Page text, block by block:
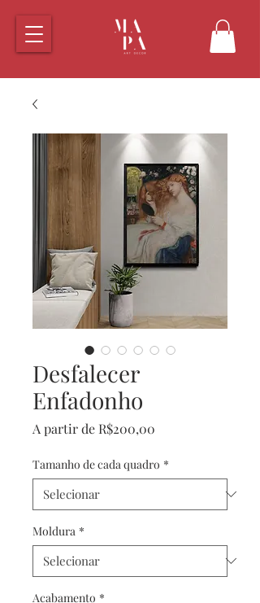
Desfalecer
Enfadonho
A partir de R$200,00
Tamanho de cada quadro *
Moldura *
Acabamento *